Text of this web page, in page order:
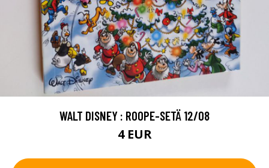
WALT DISNEY : ROOPE-SETÄ 12/08
4 EUR